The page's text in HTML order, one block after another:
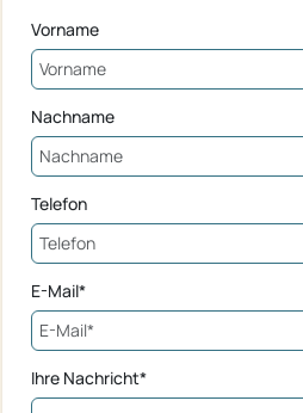
Vorname
Nachname
Telefon
E-Mail*
Ihre Nachricht*